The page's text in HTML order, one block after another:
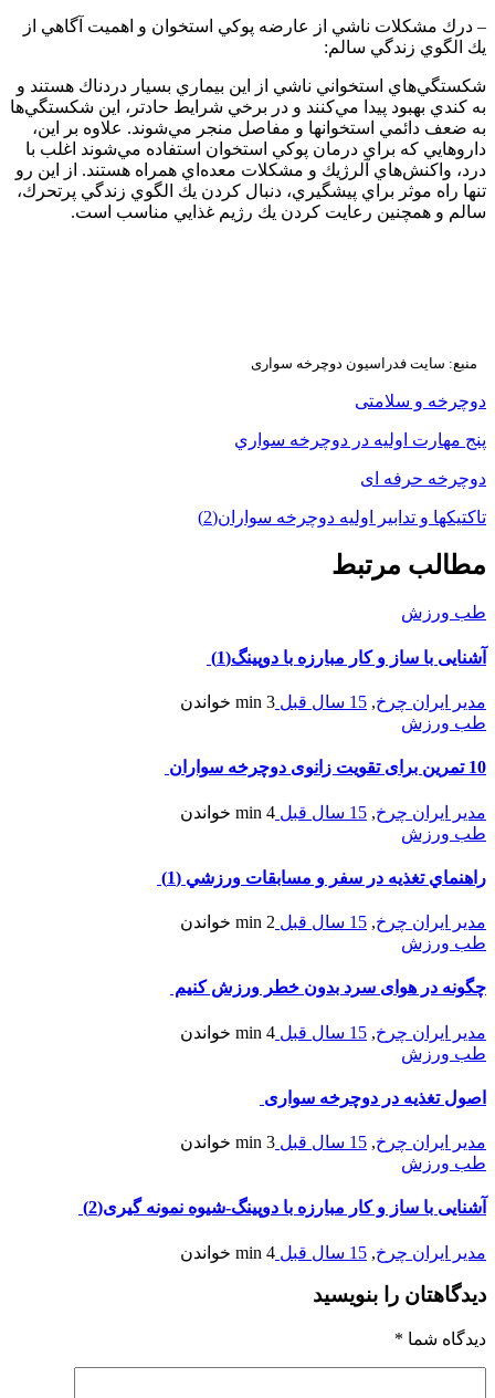
– درك مشكلات ناشي از عارضه پوكي استخوان و اهميت آگاهي از
يك الگوي زندگي سالم:
شكستگي‌هاي استخواني ناشي از اين بيماري بسيار دردناك هستند و
به كندي بهبود پيدا مي‌كنند و در برخي شرايط حادتر، اين شكستگي‌ها
به ضعف دائمي استخوانها و مفاصل منجر مي‌شوند. علاوه بر اين،
داروهايي كه براي درمان پوكي استخوان استفاده مي‌شوند اغلب با
درد، واكنش‌هاي آلرژيك و مشكلات معده‌اي همراه هستند. از اين رو
تنها راه موثر براي پيشگيري، دنبال كردن يك الگوي زندگي پرتحرك،
سالم و همچنين رعايت كردن يك رژيم غذايي مناسب است.
منبع: سایت فدراسیون دوچرخه سواری
دوچرخه و سلامتی
پنج مهارت اوليه در دوچرخه سواري
دوچرخه حرفه ای
تاكتيكها و تدابير اوليه دوچرخه سواران(2)
مطالب مرتبط
طب ورزش
آشنایی با ساز و کار مبارزه با دوپینگ(1)
مدیر ایران چرخ, 15 سال قبل 3 min
خواندن
طب ورزش
10 تمرین برای تقویت زانوی دوچرخه سواران
مدیر ایران چرخ, 15 سال قبل 4 min
خواندن
طب ورزش
راهنماي تغذيه در سفر و مسابقات ورزشي (1)
مدیر ایران چرخ, 15 سال قبل 2 min
خواندن
طب ورزش
چگونه در هوای سرد بدون خطر ورزش کنیم
مدیر ایران چرخ, 15 سال قبل 4 min
خواندن
طب ورزش
اصول تغذیه در دوچرخه سواری
مدیر ایران چرخ, 15 سال قبل 3 min
خواندن
طب ورزش
آشنایی با ساز و کار مبارزه با دوپینگ-شیوه نمونه گیری(2)
مدیر ایران چرخ, 15 سال قبل 4 min خواندن
دیدگاهتان را بنویسید
دیدگاه شما *